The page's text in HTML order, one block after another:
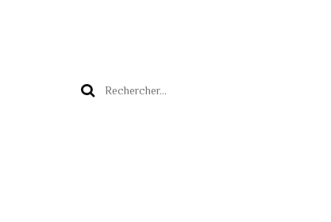
Rechercher :